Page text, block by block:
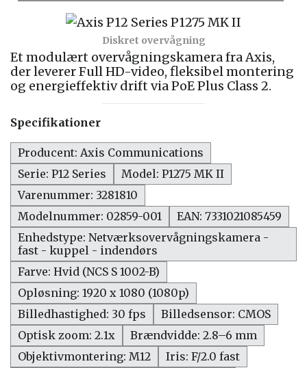
Diskret overvågning
Et modulært overvågningskamera fra Axis,
der leverer Full HD-video, fleksibel montering
og energieffektiv drift via PoE Plus Class 2.
Specifikationer
Producent: Axis Communications
Serie: P12 Series
Model: P1275 MK II
Varenummer: 3281810
Modelnummer: 02859-001
EAN: 7331021085459
Enhedstype: Netværksovervågningskamera -
fast - kuppel - indendørs
Farve: Hvid (NCS S 1002-B)
Opløsning: 1920 x 1080 (1080p)
Billedhastighed: 30 fps
Billedsensor: CMOS
Optisk zoom: 2.1x
Brændvidde: 2.8–6 mm
Objektivmontering: M12
Iris: F/2.0 fast